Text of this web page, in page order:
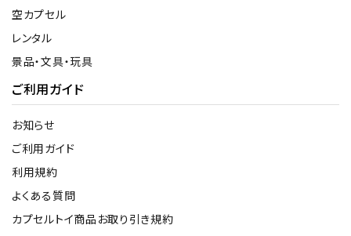
空カプセル
レンタル
景品・文具・玩具
ご利用ガイド
お知らせ
ご利用ガイド
利用規約
よくある質問
カプセルトイ商品お取り引き規約